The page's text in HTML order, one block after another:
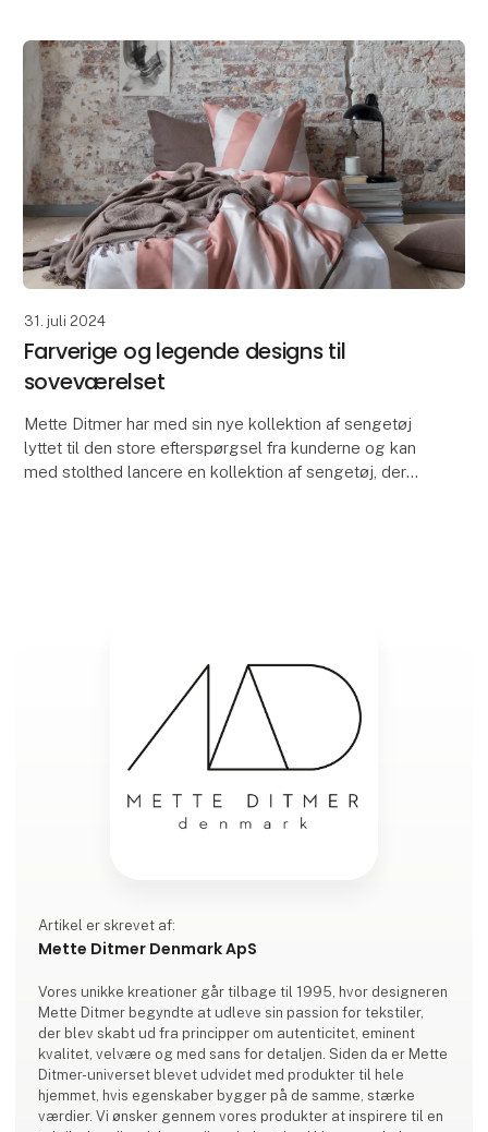
31. juli 2024
Farverige og legende designs til
soveværelset
Mette Ditmer har med sin nye kollektion af sengetøj
lyttet til den store efterspørgsel fra kunderne og kan
med stolthed lancere en kollektion af sengetøj, der
Artikel er skrevet af:
Mette Ditmer Denmark ApS
Vores unikke kreationer går tilbage til 1995, hvor designeren
Mette Ditmer begyndte at udleve sin passion for tekstiler,
der blev skabt ud fra principper om autenticitet, eminent
kvalitet, velvære og med sans for detaljen. Siden da er Mette
Ditmer-universet blevet udvidet med produkter til hele
hjemmet, hvis egenskaber bygger på de samme, stærke
værdier. Vi ønsker gennem vores produkter at inspirere til en